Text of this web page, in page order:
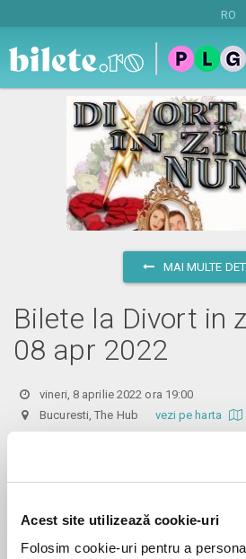
Acest site utilizează cookie-uri
Folosim cookie-uri pentru a
RO
MAI MULTE
Bilete la Divort in
08 apr 2022
vineri, 8 aprilie 2022 ora 19:00
Bucuresti, The Hub vezi pe harta
În funcție de ora de începere, accesul
oră / cu 40 minute mai devreme, fiind
Informații suplimentare, la nr. de telefon